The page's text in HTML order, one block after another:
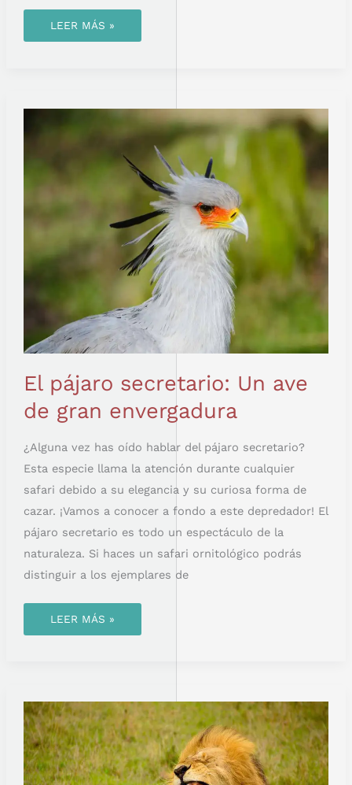
LEER MÁS »
El pájaro secretario: Un ave
de gran envergadura
¿Alguna vez has oído hablar del pájaro secretario?
Esta especie llama la atención durante cualquier
safari debido a su elegancia y su curiosa forma de
cazar. ¡Vamos a conocer a fondo a este depredador! El
pájaro secretario es todo un espectáculo de la
naturaleza. Si haces un safari ornitológico podrás
distinguir a los ejemplares de
EL
ENVERGADURA
LEER MÁS »
LA
IMPORTANCIA
DEL
LEÓN
EN
LA
TRIBU
MASÁI